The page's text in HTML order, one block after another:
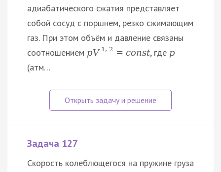
адиабатического сжатия представляет
собой сосуд с поршнем, резко сжимающим
газ. При этом объём и давление связаны
соотношением pV 1, 2 = const, где p
(атм…
Задача 127
Скорость колеблющегося на пружине груза